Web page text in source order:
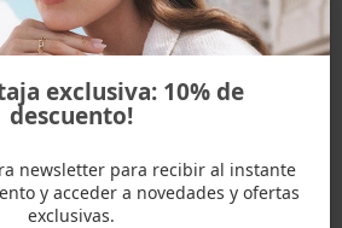
A UNA FORMA VISO
exclusiva: 10% de
descuento!
newsletter para recibir al instante
y acceder a novedades y ofertas
exclusivas.